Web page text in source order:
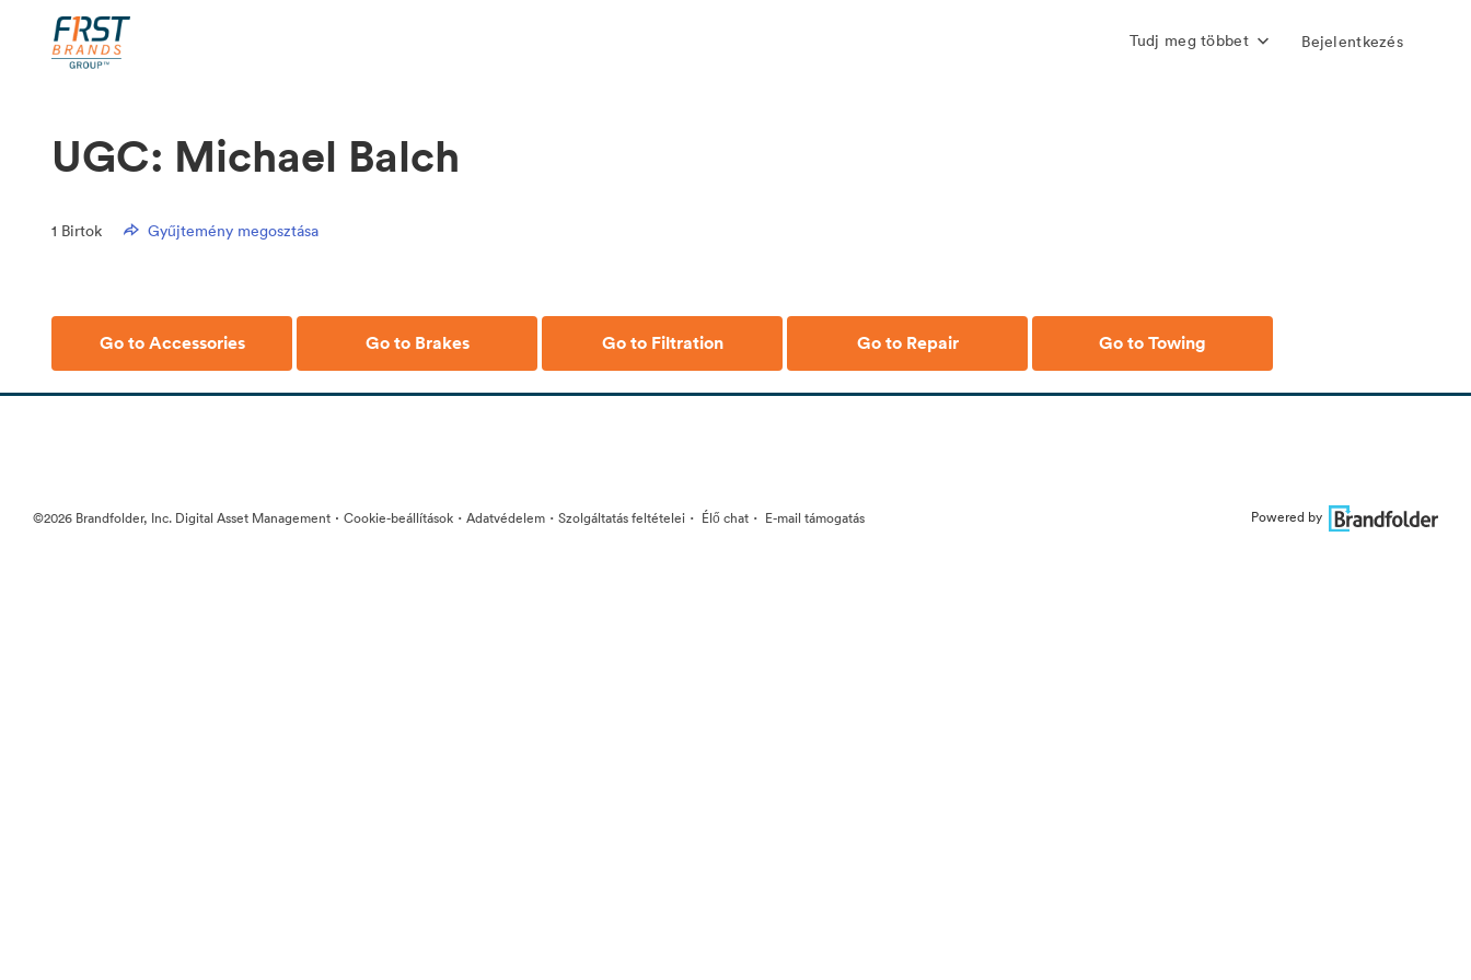
Tudj meg többet Bejelentkezés
UGC: Michael Balch
1 Birtok Gyűjtemény megosztása
Go to Accessories Go to Brakes Go to Filtration Go to Repair Go to Towing
©2026 Brandfolder, Inc. Digital Asset Management · Cookie-beállítások · Adatvédelem · Szolgáltatás feltételei · Élő chat · E-mail támogatás Powered by